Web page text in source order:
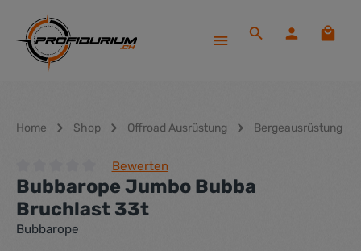
Zum Hauptinhalt springen
Home Shop Offroad Ausrüstung Bergeausrüstung
Durchschnittliche Bewertung von 0 von 5 Sternen
Bewerten
Bubbarope Jumbo Bubba
Bruchlast 33t
Bubbarope